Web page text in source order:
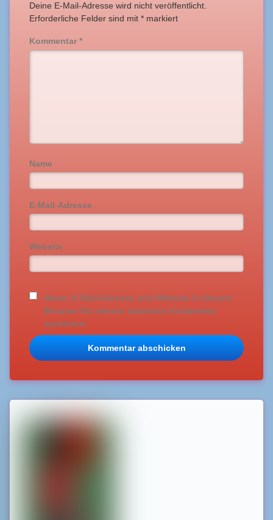
Deine E-Mail-Adresse wird nicht veröffentlicht.
Erforderliche Felder sind mit * markiert
Kommentar *
Name
E-Mail-Adresse
Website
Name, E-Mail-Adresse und Website in diesem
Browser für meinen nächsten Kommentar
speichern.